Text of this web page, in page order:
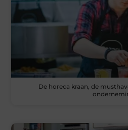
De horeca kraan, de